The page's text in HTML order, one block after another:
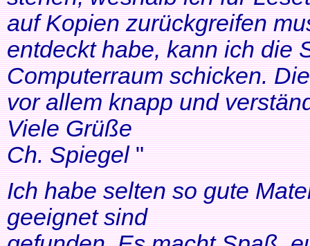
auf Kopien zurückgreifen
entdeckt habe, kann ich die
Computerraum schicken.
vor allem knapp und
Viele Grüße
Ch. Spiegel"
Ich habe selten so gute
geeignet sind